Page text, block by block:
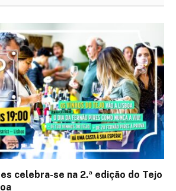
celebra-se na 2.ª edição do Tejo